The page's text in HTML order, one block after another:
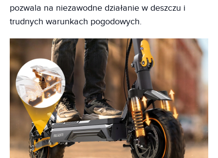
pozwala na niezawodne działanie w deszczu i
trudnych warunkach pogodowych.